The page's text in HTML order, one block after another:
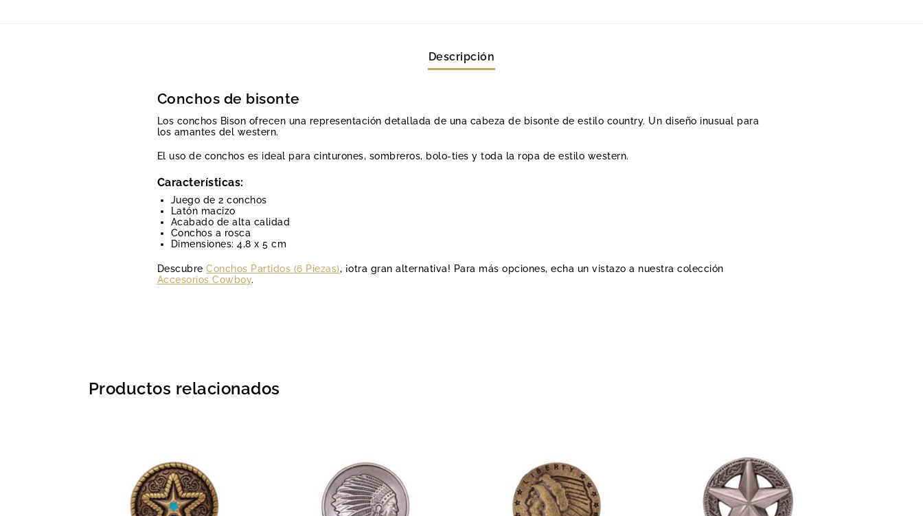
Descripción
Conchos de bisonte
Los conchos Bison ofrecen una representación detallada de una cabeza de bisonte de estilo country. Un diseño inusual para
los amantes del western.
El uso de conchos es ideal para cinturones, sombreros, bolo-ties y toda la ropa de estilo western.
Características:
Juego de 2 conchos
Latón macizo
Acabado de alta calidad
Conchos a rosca
Dimensiones: 4,8 x 5 cm
DescubreConchos Partidos (6 Piezas), ¡otra gran alternativa! Para más opciones, echa un vistazo a nuestra colección
Accesorios Cowboy.
Productos relacionados